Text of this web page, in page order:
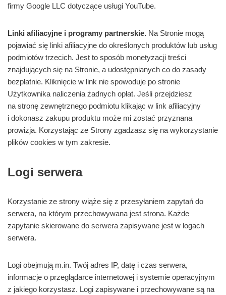
firmy Google LLC dotyczące usługi YouTube.
Linki afiliacyjne i programy partnerskie. Na Stronie mogą
pojawiać się linki afiliacyjne do określonych produktów lub usług
podmiotów trzecich. Jest to sposób monetyzacji treści
znajdujących się na Stronie, a udostępnianych co do zasady
bezpłatnie. Kliknięcie w link nie spowoduje po stronie
Użytkownika naliczenia żadnych opłat. Jeśli przejdziesz
na stronę zewnętrznego podmiotu klikając w link afiliacyjny
i dokonasz zakupu produktu może mi zostać przyznana
prowizja. Korzystając ze Strony zgadzasz się na wykorzystanie
plików cookies w tym zakresie.
Logi serwera
Korzystanie ze strony wiąże się z przesyłaniem zapytań do
serwera, na którym przechowywana jest strona. Każde
zapytanie skierowane do serwera zapisywane jest w logach
serwera.
Logi obejmują m.in. Twój adres IP, datę i czas serwera,
informacje o przeglądarce internetowej i systemie operacyjnym
z jakiego korzystasz. Logi zapisywane i przechowywane są na